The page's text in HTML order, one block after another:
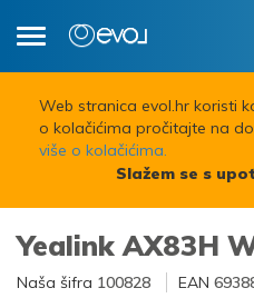
Toggle
Web stranica evol.hr koristi
o kolačićima pročitajte na
više o kolačićima.
Slažem se s
Yealink AX83H
Naša šifra 100828 EAN